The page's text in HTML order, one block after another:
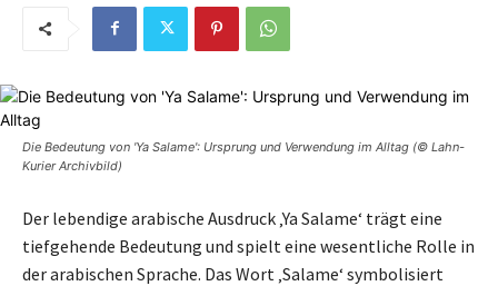
Die Bedeutung von 'Ya Salame': Ursprung und Verwendung im Alltag (© Lahn-
Kurier Archivbild)
Der lebendige arabische Ausdruck ‚Ya Salame‘ trägt eine
tiefgehende Bedeutung und spielt eine wesentliche Rolle in
der arabischen Sprache. Das Wort ‚Salame‘ symbolisiert